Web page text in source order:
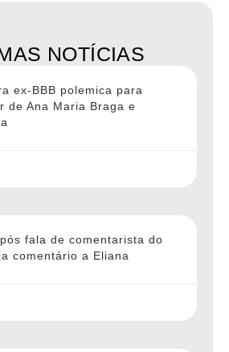
NOTÍCIAS
ex-BBB polemica para
de Ana Maria Braga e
fala de comentarista do
comentário a Eliana